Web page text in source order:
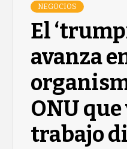
NEGOCIOS
El
avanza
ONU
trabajo